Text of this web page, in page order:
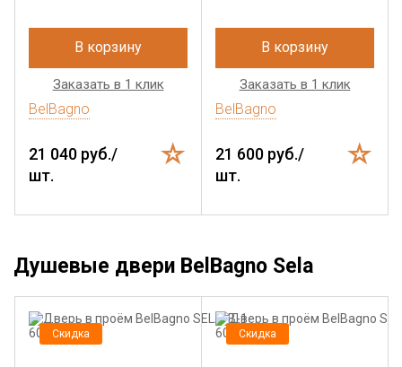
В корзину
Заказать в 1 клик
BelBagno
21 040 руб./
шт.
В корзину
Заказать в 1 клик
BelBagno
21 600 руб./
шт.
Душевые двери BelBagno Sela
Скидка Скидка